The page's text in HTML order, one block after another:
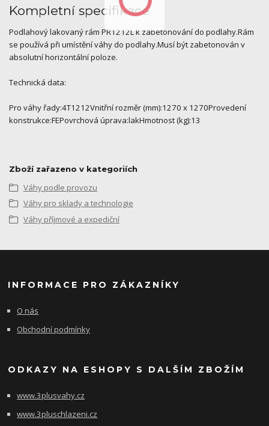
Kompletní specifikace
Podlahový lakovaný rám PR1212L k zabetonování do podlahy.Rám
se používá při umístění váhy do podlahy.Musí být zabetonován v
absolutní horizontální poloze.
Technická data:
Pro váhy řady:4T1212Vnitřní rozměr (mm):1270 x 1270Provedení
konstrukce:FEPovrchová úprava:lakHmotnost (kg):13
Zboží zařazeno v kategoriích
Váhy podle provozu
Váhy pro sklady a technologie
Váhy příjmové a expediční
INFORMACE PRO ZÁKAZNÍKY
O nás
Obchodní podmínky
ODKAZY NA ESHOPY S DALŠÍM ZBOŽÍM
www.3plusvahy.cz
www.3pluschlazeni.cz